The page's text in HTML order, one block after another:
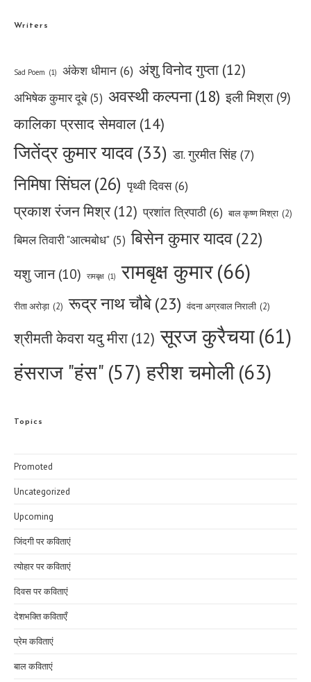
Writers
Sad Poem (1) अंकेश धीमान (6) अंशु विनोद गुप्ता (12)
अभिषेक कुमार दूबे (5) अवस्थी कल्पना (18) इली मिश्रा (9)
कालिका प्रसाद सेमवाल (14)
जितेंद्र कुमार यादव (33) डा. गुरमीत सिंह (7)
निमिषा सिंघल(26) पृथ्वी दिवस (6)
प्रकाश रंजन मिश्र (12) प्रशांत त्रिपाठी (6) बाल कृष्ण मिश्रा (2)
बिमल तिवारी "आत्मबोध" (5) बिसेन कुमार यादव(22)
यशु जान (10) रामबृक्ष (1) रामबृक्ष कुमार(66)
रीता अरोड़ा (2) रूद्र नाथ चौबे(23) वंदना अग्रवाल निराली (2)
श्रीमती केवरा यदु मीरा (12) सूरज कुरैचया(61)
हंसराज "हंस" (57) हरीश चमोली(63)
Topics
Promoted
Uncategorized
Upcoming
जिंदगी पर कविताएं
त्योहार पर कविताएं
दिवस पर कविताएं
देशभक्ति कविताएँ
प्रेम कविताएं
बाल कविताएं